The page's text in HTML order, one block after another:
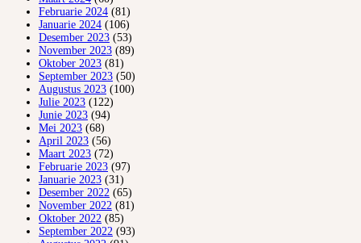
Februarie 2024 (81)
Januarie 2024 (106)
Desember 2023 (53)
November 2023 (89)
Oktober 2023 (81)
September 2023 (50)
Augustus 2023 (100)
Julie 2023 (122)
Junie 2023 (94)
Mei 2023 (68)
April 2023 (56)
Maart 2023 (72)
Februarie 2023 (97)
Januarie 2023 (31)
Desember 2022 (65)
November 2022 (81)
Oktober 2022 (85)
September 2022 (93)